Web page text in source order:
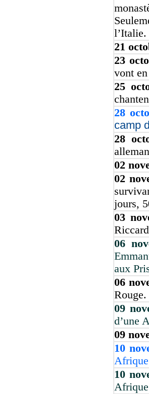
l’Italie.
21
23
vont
25
28
camp
28
02
02
jours,
03
06
aux
06
Rouge.
09
d’une
09
10
10